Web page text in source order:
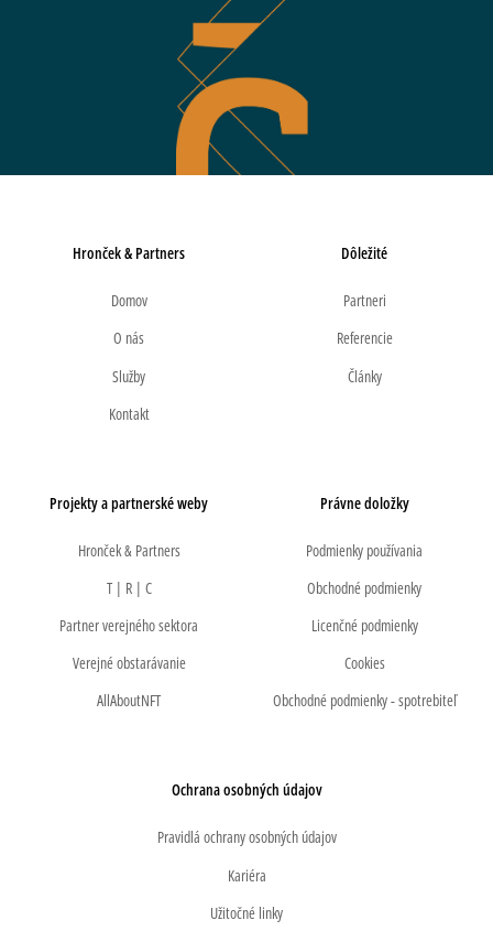
Hronček & Partners
Domov
O nás
Služby
Kontakt
Dôležité
Partneri
Referencie
Články
Projekty a partnerské weby
Hronček & Partners
T | R | C
Partner verejného sektora
Verejné obstarávanie
AllAboutNFT
Právne doložky
Podmienky používania
Obchodné podmienky
Licenčné podmienky
Cookies
Obchodné podmienky - spotrebiteľ
Ochrana osobných údajov
Pravidlá ochrany osobných údajov
Kariéra
Užitočné linky